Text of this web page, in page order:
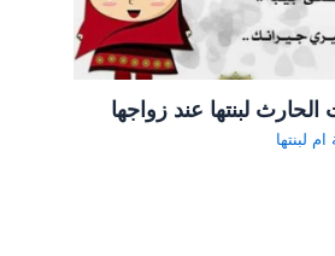
لبنتها عند زواجها
لبنتها